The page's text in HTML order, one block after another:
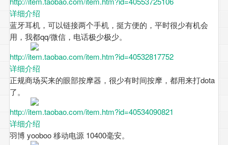
详细介绍
蓝牙耳机，可以链接两个手机，挺方便的，平时很少有机会
用，我都qq/微信，电话极少极少。
http://item.taobao.com/item.htm?id=40532817752
详细介绍
正规商场买来的眼部按摩器，很少有时间按摩，都用来打dota
了。
http://item.taobao.com/item.htm?id=40534090821
详细介绍
羽博 yooboo 移动电源 10400毫安。